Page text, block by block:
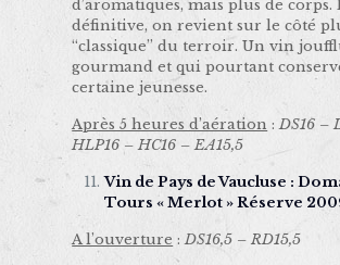
d’aromatiques, mais plus de corps.
définitive, on revient sur le côté
“classique” du terroir. Un vin
gourmand et qui pourtant
certaine jeunesse.
Après 5 heures d’aération :DS16 –
HLP16 – HC16 – EA15,5
Vin de Pays de Vaucluse :
Tours « Merlot » Réserve
A l’ouverture :DS16,5 – RD15,5